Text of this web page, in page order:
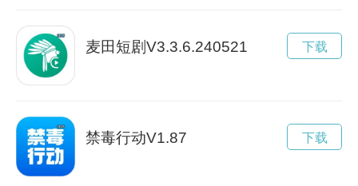
麦田短剧V3.3.6.240521 下载
禁毒行动V1.87 下载